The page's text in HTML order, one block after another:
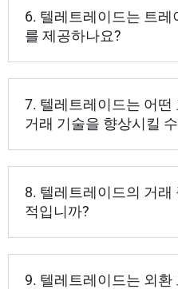
6. 텔레트레이드는 트레
를 제공하나요?
7. 텔레트레이드는 어떤
거래 기술을 향상시킬
8. 텔레트레이드의 거
적입니까?
9. 텔레트레이드는 외환